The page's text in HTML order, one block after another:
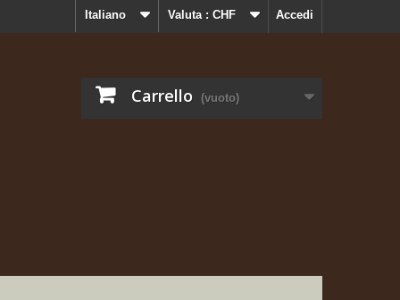
Accedi
Valuta : CHF
Italiano
Carrello (vuoto)